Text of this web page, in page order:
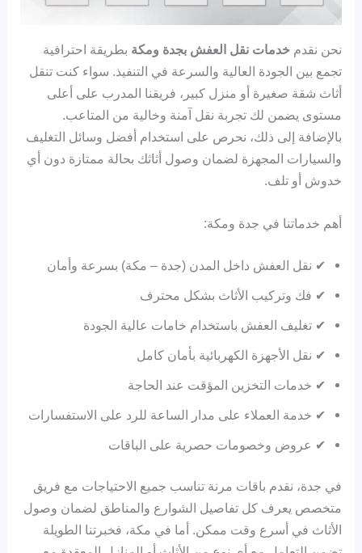
نحن نقدمخدمات نقل العفش بجدة ومكة بطريقة احترافية
تجمع بين الجودة العالية والسرعة في التنفيذ. سواء كنت تنقل
أثاث شقة صغيرة أو منزل كبير، فريقنا المدرب على أعلى
مستوى يضمن لك تجربة نقل آمنة وخالية من المتاعب.
بالإضافة إلى ذلك، نحرص على استخدام أفضل وسائل التغليف
والسيارات المجهزة لضمان وصول أثاثك بحالة ممتازة دون أي
خدوش أو تلف.
أهم خدماتنا في جدة ومكة:
✔ نقل العفش داخل المدن (جدة – مكة) بسرعة وأمان
✔ فك وتركيب الأثاث بشكل محترف
✔ تغليف العفش باستخدام خامات عالية الجودة
✔ نقل الأجهزة الكهربائية بأمان كامل
✔ خدمات التخزين المؤقت عند الحاجة
✔ خدمة العملاء على مدار الساعة للرد على الاستفسارات
✔ عروض وخصومات حصرية على الباقات
في جدة، نقدم باقات مرنة تناسب جميع الاحتياجات مع فريق
متخصص يعرف كل تفاصيل الشوارع والمناطق لضمان وصول
الأثاث في أسرع وقت ممكن. أما في مكة، فخبرتنا الطويلة